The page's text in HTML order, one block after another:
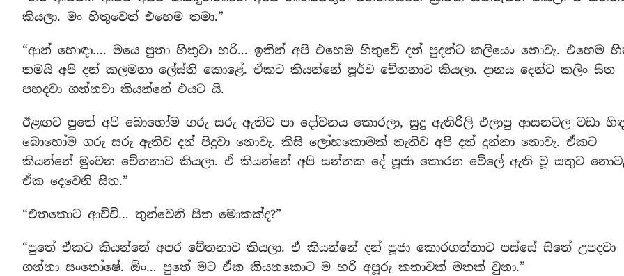
කියලා. මං හිතුවෙත් එහෙම තමා.”
“ආන් හොඳා…. මයෙ පුතා හිතුවා හරි… ඉතින් අපි එහෙම හිතුවේ දන් පුදන්ට කලියෙං නොවැ. එහෙම
තමයි අපි දන් කලමනා ලේස්ති කොළේ. ඒකට කියන්නේ පූර්ව චේතනාව කියලා. දානය දෙන්ට කලිං සිත
පහදවා ගන්නවා කියන්නේ එයට යි.
ඊළඟට පුතේ අපි බොහෝම ගරු සරු ඇතිව පා දෝවනය කොරලා, සුදු ඇතිරිලි එලාපු ආසනවල වඩා
බොහෝම ගරු සරු ඇතිව දන් පිදුවා නොවැ. කිසි ලෝභකොමක් නැතිව අපි දන් දුන්නා නොවැ. ඒකට
කියන්නේ මුංචන චේතනාව කියලා. ඒ කියන්නේ අපි සන්තක දේ පූජා කොරන වේලේ ඇති වූ සතුට
ඒක දෙවෙනි සිත.”
“එතකොට ආච්චි… තුන්වෙනි සිත මොකක්ද?”
“පුතේ ඒකට කියන්නේ අපර චේතනාව කියලා. ඒ කියන්නේ දන් පූජා කොරගත්තාට පස්සේ සිතේ උපදවා
ගන්නා සංතෝෂේ. ඕං… පුතේ මට ඒක කියනකොට ම හරි අපූරු කතාවක් මතක් වුනා.”